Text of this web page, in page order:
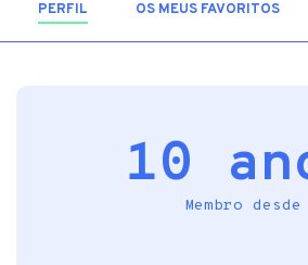
PERFIL (SEPARADOR ATIVO)
OS MEUS FAVORITOS
10
Membro desde